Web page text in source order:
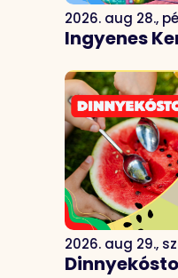
2026. aug 28.,
Ingyenes
2026. aug 29.,